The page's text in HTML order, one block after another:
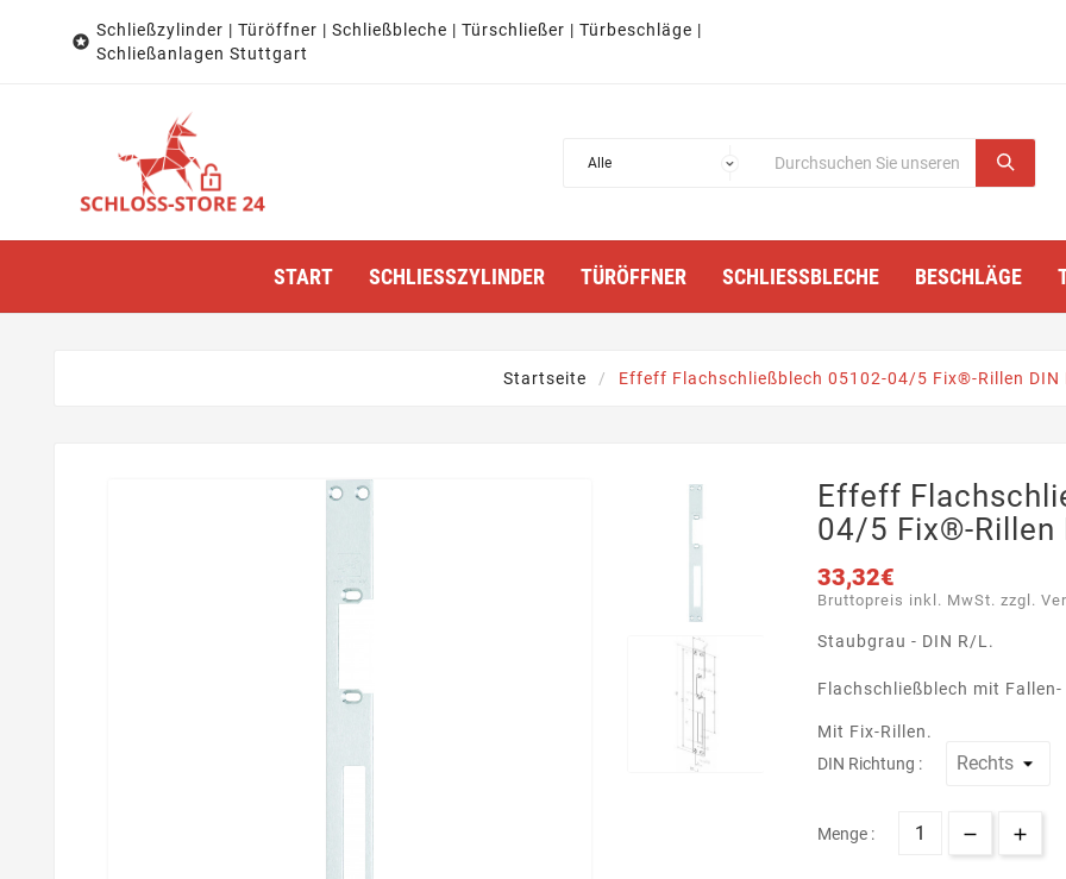

Schließzylinder | Türöffner | Schließbleche | Türschließer | Türbeschläge |
Schließanlagen Stuttgart
START SCHLIESSZYLINDER TÜRÖFFNER SCHLIESSBLECHE BESCHLÄGE
Startseite Effeff Flachschließblech 05102-04/5 Fix®-Rillen DIN
Effeff
04/5 Fix®-Rillen
33,32€
Bruttopreis inkl. MwSt. zzgl.
Staubgrau - DIN R/L.
Flachschließblech mit
Mit Fix-Rillen.
DIN Richtung :
Menge :